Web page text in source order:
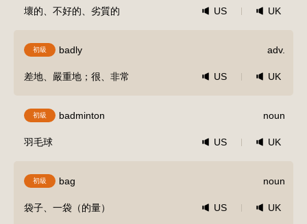
壞的、不好的、劣質的 US UK
初級 badly adv.
差地、嚴重地；很、非常 US UK
初級 badminton noun
羽毛球 US UK
初級 bag noun
袋子、一袋（的量） US UK